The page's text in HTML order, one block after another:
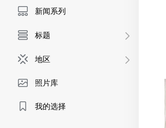
新闻系列
标题
地区
照片库
我的选择